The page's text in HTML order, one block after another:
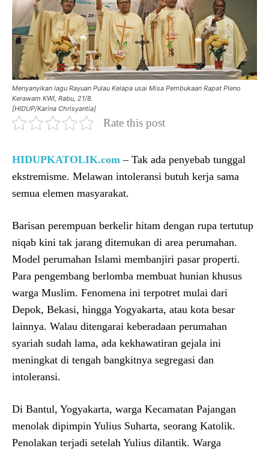
Menyanyikan lagu Rayuan Pulau Kelapa usai Misa Pembukaan Rapat Pleno
Kerawam KWI, Rabu, 21/8.
[HIDUP/Karina Chrisyantia]
Rate this post
HIDUPKATOLIK.com – Tak ada penyebab tunggal
ekstremisme. Melawan intoleransi butuh kerja sama
semua elemen masyarakat.
Barisan perempuan berkelir hitam dengan rupa tertutup
niqab kini tak jarang ditemukan di area perumahan.
Model perumahan Islami membanjiri pasar properti.
Para pengembang berlomba membuat hunian khusus
warga Muslim. Fenomena ini terpotret mulai dari
Depok, Bekasi, hingga Yogyakarta, atau kota besar
lainnya. Walau ditengarai keberadaan perumahan
syariah sudah lama, ada kekhawatiran gejala ini
meningkat di tengah bangkitnya segregasi dan
intoleransi.
Di Bantul, Yogyakarta, warga Kecamatan Pajangan
menolak dipimpin Yulius Suharta, seorang Katolik.
Penolakan terjadi setelah Yulius dilantik. Warga